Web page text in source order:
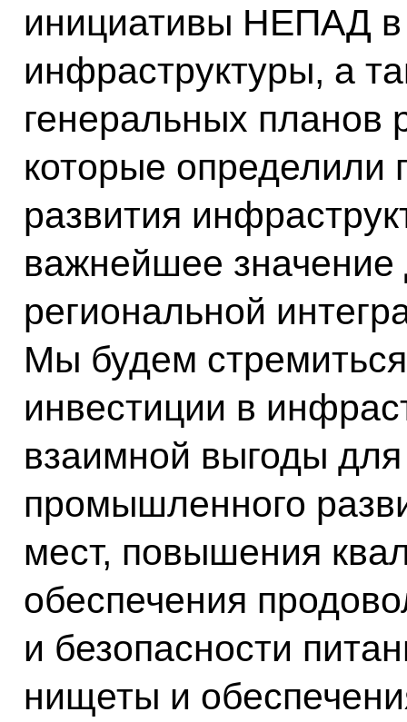
инициативы НЕПАД в
инфраструктуры, а
генеральных планов
которые определили
развития
важнейшее значение
региональной
Мы будем
инвестиции в
взаимной выгоды
промышленного
мест, повышения
обеспечения
и безопасности
нищеты и